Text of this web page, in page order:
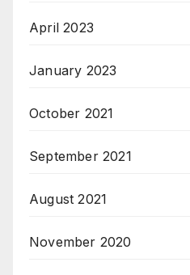
April 2023
January 2023
October 2021
September 2021
August 2021
November 2020